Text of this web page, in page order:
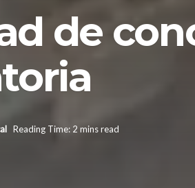
de
Reading Time: 2 mins read